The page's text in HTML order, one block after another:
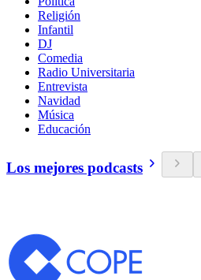
Religión
Infantil
DJ
Comedia
Radio Universitaria
Entrevista
Navidad
Música
Educación
Los mejores podcasts